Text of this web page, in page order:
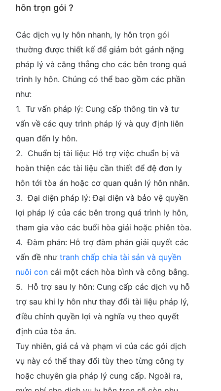
hôn trọn gói ?
Các dịch vụ ly hôn nhanh, ly hôn trọn gói
thường được thiết kế để giảm bớt gánh nặng
pháp lý và căng thẳng cho các bên trong quá
trình ly hôn. Chúng có thể bao gồm các phần
như:
1. Tư vấn pháp lý: Cung cấp thông tin và tư
vấn về các quy trình pháp lý và quy định liên
quan đến ly hôn.
2. Chuẩn bị tài liệu: Hỗ trợ việc chuẩn bị và
hoàn thiện các tài liệu cần thiết để đệ đơn ly
hôn tới tòa án hoặc cơ quan quản lý hôn nhân.
3. Đại diện pháp lý: Đại diện và bảo vệ quyền
lợi pháp lý của các bên trong quá trình ly hôn,
tham gia vào các buổi hòa giải hoặc phiên tòa.
4. Đàm phán: Hỗ trợ đàm phán giải quyết các
vấn đề nhưtranh chấp chia tài sản và quyền
nuôi con cái một cách hòa bình và công bằng.
5. Hỗ trợ sau ly hôn: Cung cấp các dịch vụ hỗ
trợ sau khi ly hôn như thay đổi tài liệu pháp lý,
điều chỉnh quyền lợi và nghĩa vụ theo quyết
định của tòa án.
Tuy nhiên, giá cả và phạm vi của các gói dịch
vụ này có thể thay đổi tùy theo từng công ty
hoặc chuyên gia pháp lý cung cấp. Ngoài ra,